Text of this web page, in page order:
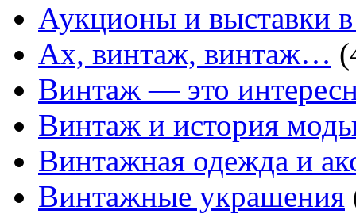
Аукционы и выставки
Ах, винтаж, винтаж…
Винтаж — это
Винтаж и история
Винтажная одежда и
Винтажные украшения